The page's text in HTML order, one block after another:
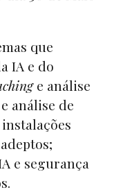
que
IA e do
e análise
análise de
e segurança